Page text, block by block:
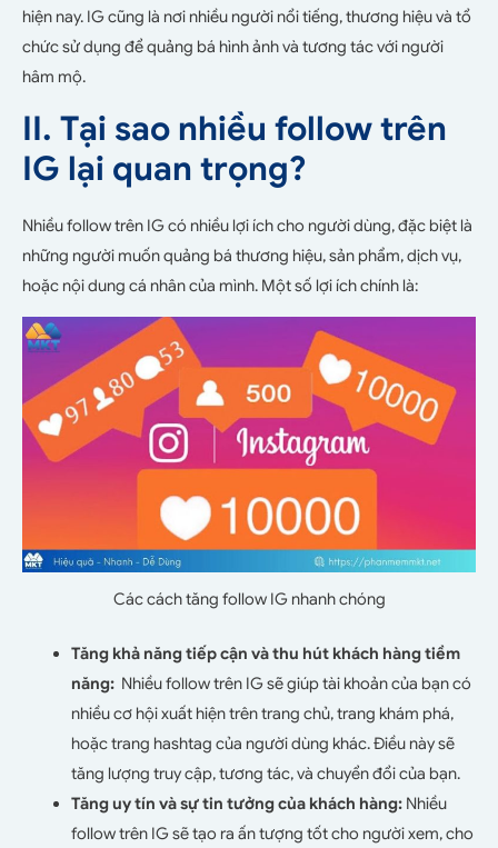
hiện nay. IG cũng là nơi nhiều người nổi tiếng, thương hiệu và tổ
chức sử dụng để quảng bá hình ảnh và tương tác với người
hâm mộ.
II. Tại sao nhiều follow trên
IG lại quan trọng?
Nhiều follow trên IG có nhiều lợi ích cho người dùng, đặc biệt là
những người muốn quảng bá thương hiệu, sản phẩm, dịch vụ,
hoặc nội dung cá nhân của mình. Một số lợi ích chính là:
Các cách tăng follow IG nhanh chóng
Tăng khả năng tiếp cận và thu hút khách hàng tiềm
năng: Nhiều follow trên IG sẽ giúp tài khoản của bạn có
nhiều cơ hội xuất hiện trên trang chủ, trang khám phá,
hoặc trang hashtag của người dùng khác. Điều này sẽ
tăng lượng truy cập, tương tác, và chuyển đổi của bạn.
Tăng uy tín và sự tin tưởng của khách hàng:Nhiều
follow trên IG sẽ tạo ra ấn tượng tốt cho người xem, cho